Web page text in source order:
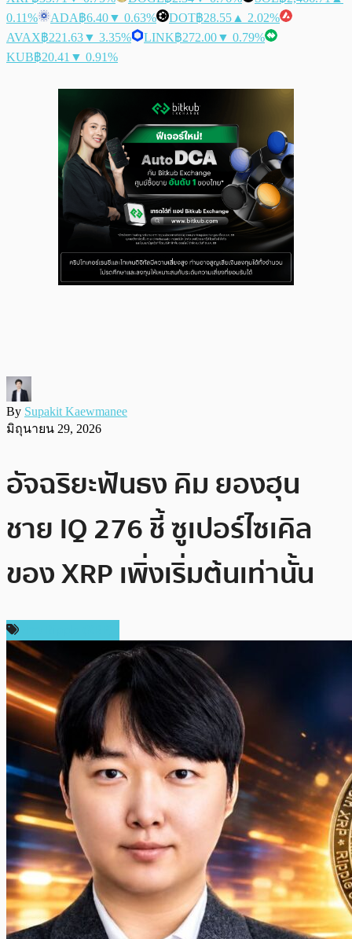
0.11%
ADA฿6.40▼ 0.63% DOT฿28.55 ▲ 2.02%
AVAX฿221.63▼ 3.35% LINK฿272.00▼ 0.79%
KUB฿20.41 ▼ 0.91%
By Supakit Kaewmanee
มิถุนายน 29, 2026
อัจฉริยะฟันธง คิม ยองฮุน
ชาย IQ 276 ชี้ ซูเปอร์ไซเคิล
ของ XRP เพิ่งเริ่มต้นเท่านั้น